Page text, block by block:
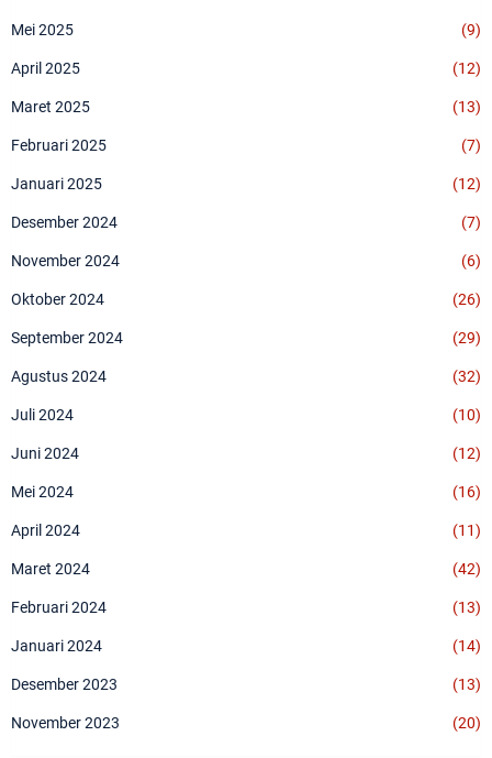
Mei 2025 (9)
April 2025 (12)
Maret 2025 (13)
Februari 2025 (7)
Januari 2025 (12)
Desember 2024 (7)
November 2024 (6)
Oktober 2024 (26)
September 2024 (29)
Agustus 2024 (32)
Juli 2024 (10)
Juni 2024 (12)
Mei 2024 (16)
April 2024 (11)
Maret 2024 (42)
Februari 2024 (13)
Januari 2024 (14)
Desember 2023 (13)
November 2023 (20)